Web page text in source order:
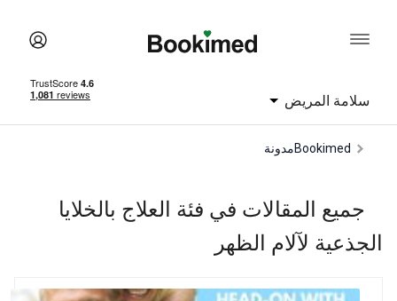
سلامة المريض
Bookimed مدونة
جميع المقالات في فئة العلاج بالخلايا
الجذعية لآلام الظهر